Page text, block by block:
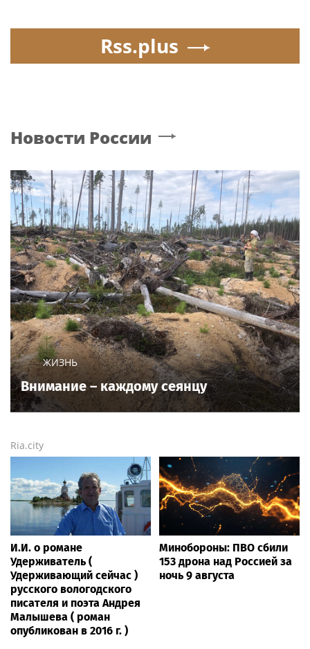
Rss.plus
Новости России
ЖИЗНЬ
Внимание – каждому сеянцу
Ria.city
И.И. о романе
Удерживатель (
Удерживающий сейчас )
русского вологодского
писателя и поэта Андрея
Малышева ( роман
опубликован в 2016 г. )
Минобороны: ПВО сбили
153 дрона над Россией за
ночь 9 августа